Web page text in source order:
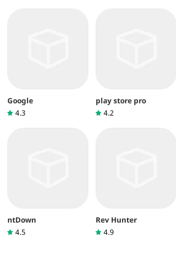
Google
4.3
play store pro
4.2
ntDown
4.5
Rev Hunter
4.9